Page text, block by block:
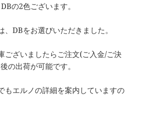
の2色ございます。
、DBをお選びいただきました。
ございましたらご注文(ご入金/ご決
の出荷が可能です。
もエルノの詳細を案内していますの